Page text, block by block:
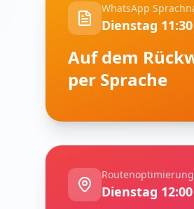
WhatsApp
Dienstag 11:30
Auf dem
per Sprache
Routenoptimierung
Dienstag 12:00